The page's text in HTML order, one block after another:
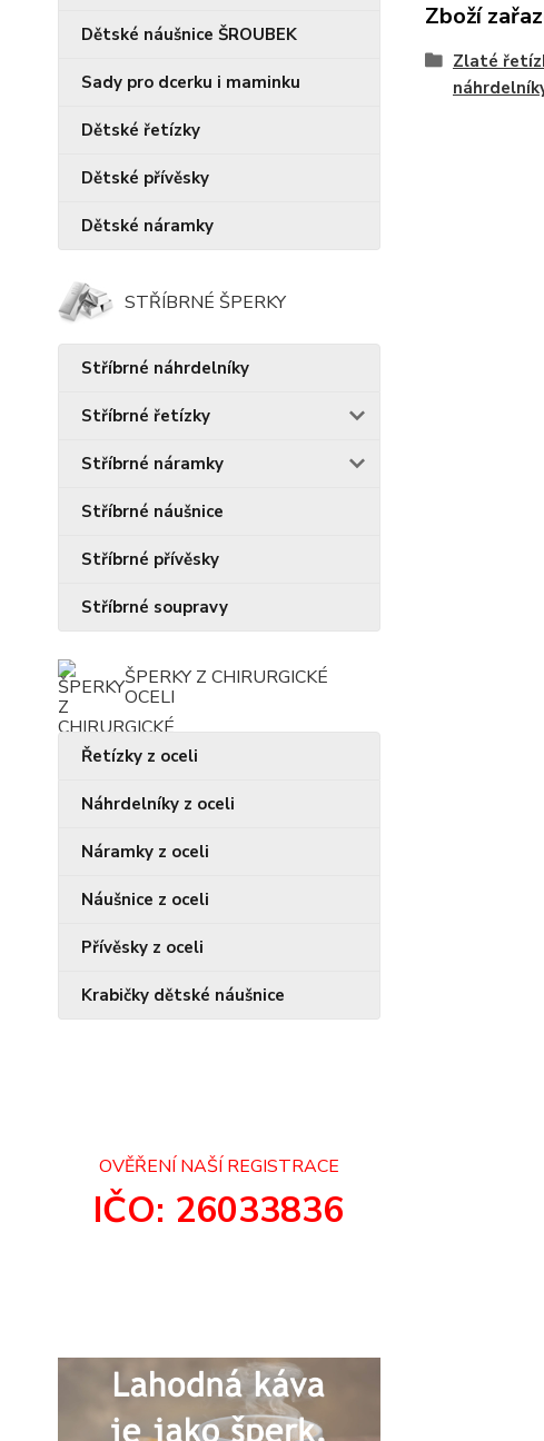
Dětské náušnice ŠROUBEK
Sady pro dcerku i maminku
Dětské řetízky
Dětské přívěsky
Dětské náramky
STŘÍBRNÉ ŠPERKY
Stříbrné náhrdelníky
Stříbrné řetízky
Stříbrné náramky
Stříbrné náušnice
Stříbrné přívěsky
Stříbrné soupravy
ŠPERKY Z CHIRURGICKÉ
OCELI
Řetízky z oceli
Náhrdelníky z oceli
Náramky z oceli
Náušnice z oceli
Přívěsky z oceli
Krabičky dětské náušnice
OVĚŘENÍ NAŠÍ REGISTRACE
IČO: 26033836
Zboží
Zlaté